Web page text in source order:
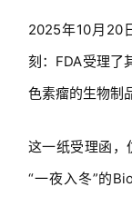
2025年10月20
刻：FDA受理了
色素瘤的生物制
这一纸受理函，
“一夜入冬”的